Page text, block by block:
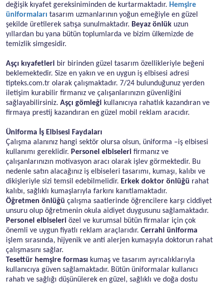
değişik kıyafet gereksiniminden de kurtarmaktadır. Hemşire
üniformaları tasarım uzmanlarının yoğun emeğiyle en güzel
şekilde üretilerek satışa sunulmaktadır. Beyaz önlük uzun
yıllardan bu yana bütün toplumlarda ve bizim ülkemizde de
temizlik simgesidir.
Aşçı kıyafetleri bir birinden güzel tasarım özellikleriyle beğeni
beklemektedir. Size en yakın ve en uygun iş elbisesi adresi
tipteks.com.tr olarak çalışmaktadır. 7/24 bulunduğunuz yerden
iletişim kurabilir firmanız ve çalışanlarınızın güvenliğini
sağlayabilirsiniz. Aşçı gömleği kullanıcıya rahatlık kazandıran ve
firmaya prestij kazandıran en güzel mobil reklam aracıdır.
Üniforma İş Elbisesi Faydaları
Çalışma alanınız hangi sektör olursa olsun, üniforma –iş elbisesi
kullanımı gereklidir. Personel elbiseleri firmanız ve
çalışanlarınızın motivasyon aracı olarak işlev görmektedir. Bu
nedenle satın alacağınız iş elbiseleri tasarımı, kumaşı, kalıbı ve
dikişleriyle sizi temsil edebilmelidir. Erkek doktor önlüğü rahat
kalıbı, sağlıklı kumaşlarıyla farkını kanıtlamaktadır.
Öğretmen önlüğü çalışma saatlerinde öğrencilere karşı ciddiyet
unsuru olup öğretmenin okula aidiyet duygusunu sağlamaktadır.
Personel elbiseleri özel ve kurumsal bütün firmalar için çok
önemli ve uygun fiyatlı reklam araçlarıdır. Cerrahi üniforma
işlem sırasında, hijyenik ve anti alerjen kumaşıyla doktorun rahat
çalışmasını sağlar.
Tesettür hemşire forması kumaş ve tasarım ayrıcalıklarıyla
kullanıcıya güven sağlamaktadır. Bütün üniformalar kullanıcı
rahatı ve sağlığı düşünülerek en güzel, sağlıklı ve doğa dostu